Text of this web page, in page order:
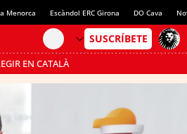
Menorca Escàndol ERC Girona DO Cava
EN CATALÀ
al mode estalvi